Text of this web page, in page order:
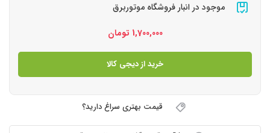
موجود در انبار فروشگاه موتوربرق
1,700,000 تومان
خرید از دیجی کالا
قیمت بهتری سراغ دارید؟